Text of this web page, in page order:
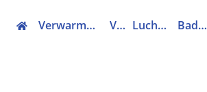
Verwarmen, Koelen en Ventileren Ventilatie Luchtafvoersysteem Badkamerventilator